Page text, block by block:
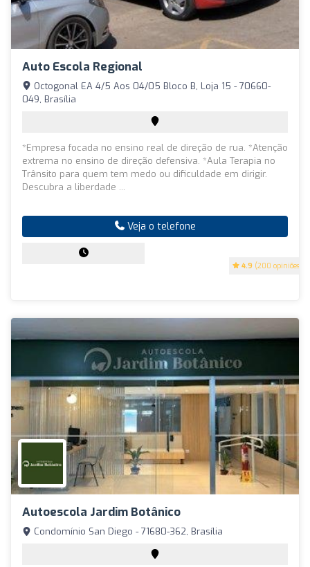
Auto Escola Regional
4.9 (200 opiniões)
Octogonal EA 4/5 Aos 04/05 Bloco B, Loja 15 - 70660-
049, Brasília
*Empresa focada no ensino real de direção de rua. *Atenção
extrema no ensino de direção defensiva. *Aula Terapia no
Trânsito para quem tem medo ou dificuldade em dirigir.
Descubra a liberdade ...
Veja o telefone
Autoescola Jardim Botânico
Condomínio San Diego - 71680-362, Brasília